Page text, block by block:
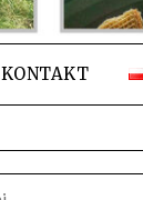
KONTAKT